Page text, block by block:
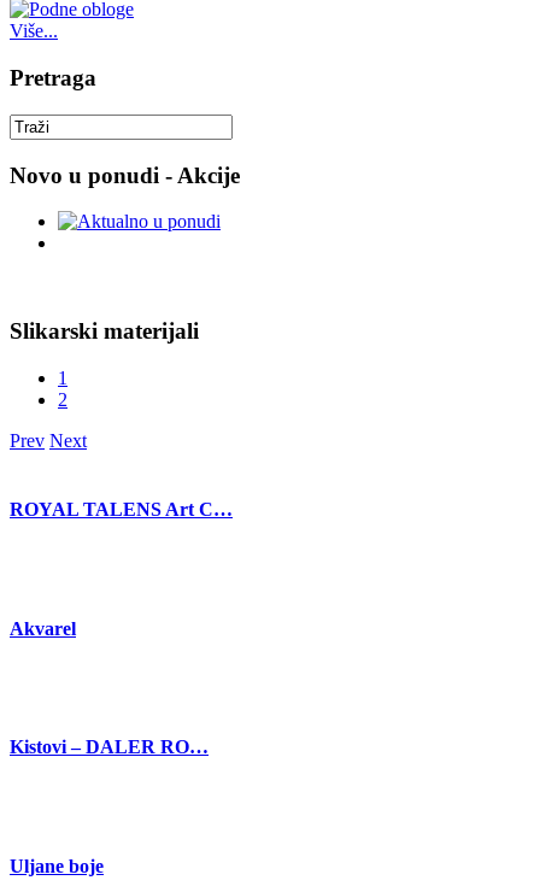
Više...
Pretraga
Novo u ponudi - Akcije
Slikarski materijali
1
2
Prev Next
ROYAL TALENS Art C…
Akvarel
Kistovi – DALER RO…
Uljane boje